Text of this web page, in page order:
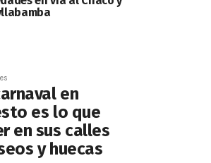
en
es lo que
en sus calles
y huecas